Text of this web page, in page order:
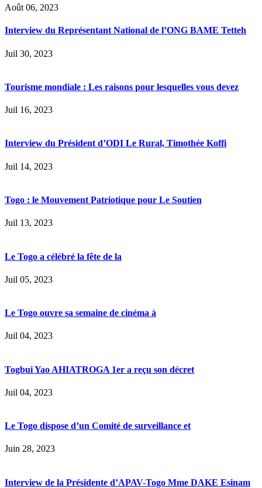
Août 06, 2023
Interview du Représentant National de l’ONG BAME Tetteh
Juil 30, 2023
Tourisme mondiale : Les raisons pour lesquelles vous devez
Juil 16, 2023
Interview du Président d’ODI Le Rural, Timothée Koffi
Juil 14, 2023
Togo : le Mouvement Patriotique pour Le Soutien
Juil 13, 2023
Le Togo a célébré la fête de la
Juil 05, 2023
Le Togo ouvre sa semaine de cinéma à
Juil 04, 2023
Togbui Yao AHIATROGA 1er a reçu son décret
Juil 04, 2023
Le Togo dispose d’un Comité de surveillance et
Juin 28, 2023
Interview de la Présidente d’APAV-Togo Mme DAKE Esinam